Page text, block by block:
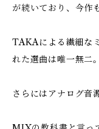
が続いており、今作
TAKAによる繊細な
れた選曲は唯一無二。
さらにはアナログ音